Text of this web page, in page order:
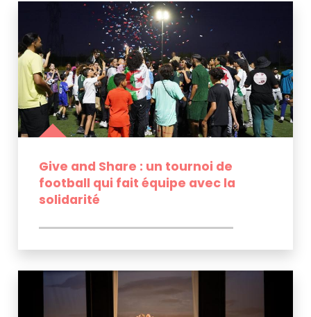
Give and Share : un tournoi de
football qui fait équipe avec la
solidarité